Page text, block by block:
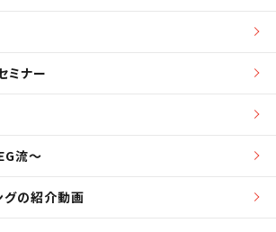
ミナー
流～
グの紹介動画